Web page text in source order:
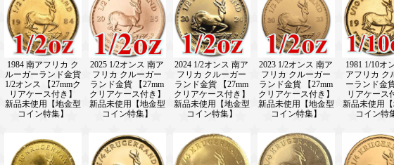
1984 南アフリカ ク
ルーガーランド金貨
1/2オンス 【27mmク
リアケース付き】
新品未使用【地金型
コイン特集】
2025 1/2オンス 南ア
フリカ クルーガー
ランド金貨 【27mm
クリアケース付き】
新品未使用【地金型
コイン特集】
2024 1/2オンス 南ア
フリカ クルーガー
ランド金貨 【27mm
クリアケース付き】
新品未使用【地金型
コイン特集】
2023 1/2オンス 南ア
フリカ クルーガー
ランド金貨 【27mm
クリアケース付き】
新品未使用【地金型
コイン特集】
1981 1/10オ
アフリカ ク
ーランド金
リアケース
新品未使用
コイン特